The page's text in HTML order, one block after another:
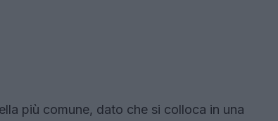
più comune, dato che si colloca in una